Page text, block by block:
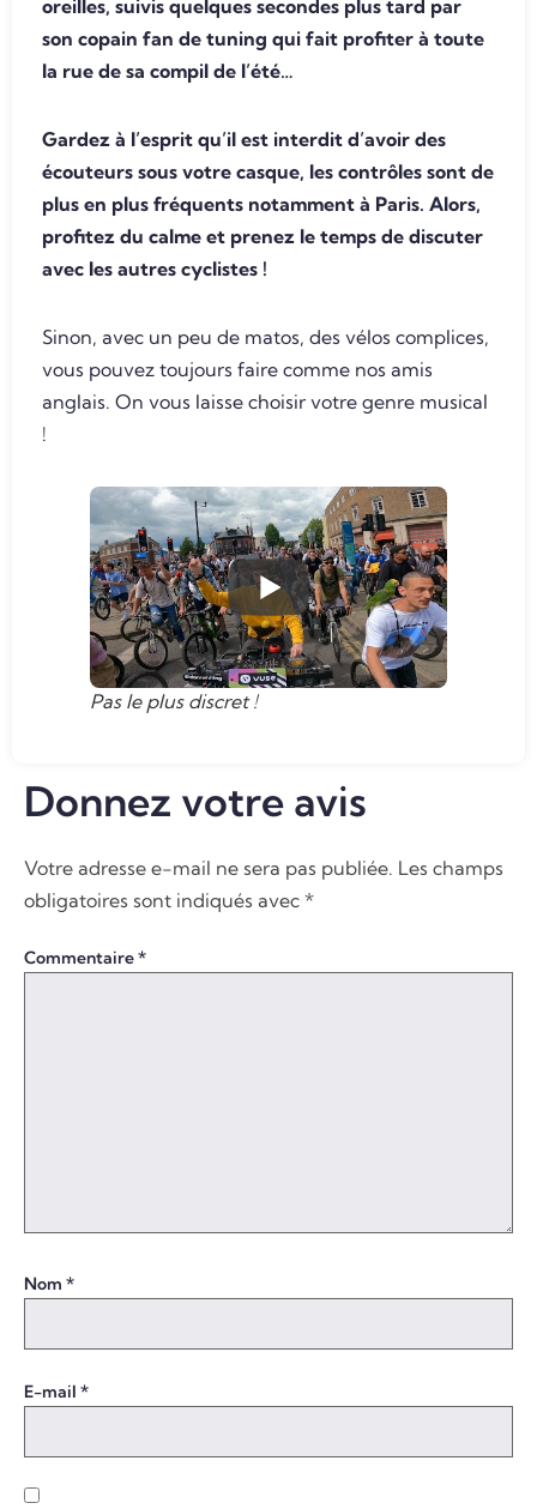
oreilles, suivis quelques secondes plus tard par
son copain fan de tuning qui fait profiter à toute
la rue de sa compil de l’été…
Gardez à l’esprit qu’il est interdit d’avoir des
écouteurs sous votre casque, les contrôles sont de
plus en plus fréquents notamment à Paris. Alors,
profitez du calme et prenez le temps de discuter
avec les autres cyclistes !
Sinon, avec un peu de matos, des vélos complices,
vous pouvez toujours faire comme nos amis
anglais. On vous laisse choisir votre genre musical
!
Pas le plus discret !
Donnez votre avis
Votre adresse e-mail ne sera pas publiée. Les champs
obligatoires sont indiqués avec *
Commentaire*
Nom *
E-mail *